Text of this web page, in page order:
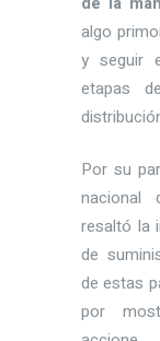
algo
y seguir
etapas
Por su
nacional
resaltó la
de
de estas
por